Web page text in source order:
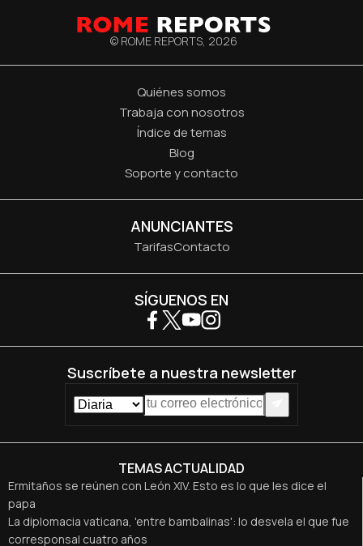
© ROME REPORTS, 2026
Quiénes somos
Trabaja con nosotros
Índice de temas
Blog
Soporte y contacto
ANUNCIANTES
TarifasContacto
TEMAS ACTUALIDAD
Ermitaños se reúnen con León XIV. Esto es lo que les dice el
papa
La diplomacia vaticana, 'entre bambalinas': lo desvela el que fue
corresponsal cuatro años
SÍGUENOS EN
Suscríbete a nuestra newsletter